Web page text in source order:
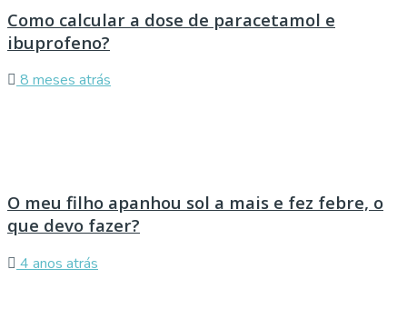
Como calcular a dose de paracetamol e
ibuprofeno?
8 meses atrás
O meu filho apanhou sol a mais e fez febre, o
que devo fazer?
4 anos atrás